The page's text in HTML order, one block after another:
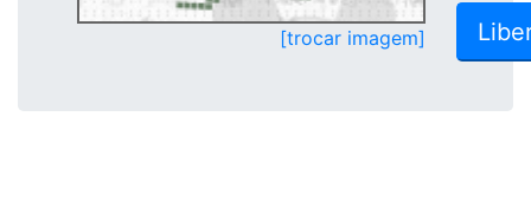
[trocar imagem]